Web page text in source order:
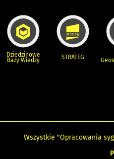
Dziedzinowe
Bazy Wiedzy STRATEG
Wszystkie "Opracowania